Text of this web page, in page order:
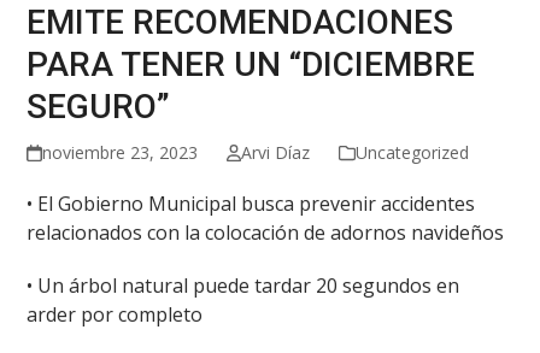
EMITE RECOMENDACIONES
PARA TENER UN “DICIEMBRE
SEGURO”
noviembre 23, 2023 Arvi Díaz Uncategorized
• El Gobierno Municipal busca prevenir accidentes
relacionados con la colocación de adornos navideños
• Un árbol natural puede tardar 20 segundos en
arder por completo